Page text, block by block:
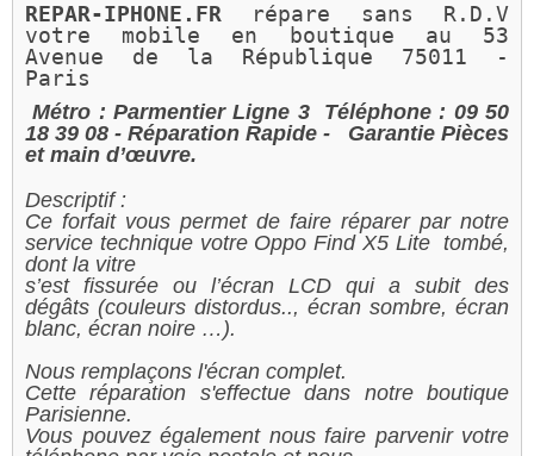
REPAR-IPHONE.FR
répare sans R.D.V
votre mobile en boutique au 53
Avenue de la République 75011 -
Paris
Métro : Parmentier Ligne 3
Téléphone : 09 50
18 39 08 - Réparation Rapide -
Garantie Pièces
et main d’œuvre.
Descriptif :
Ce forfait vous permet de faire réparer par notre
service technique votre Oppo Find X5 Lite tombé,
dont la vitre
s’est fissurée ou l’écran LCD qui a subit des
dégâts (couleurs distordus.., écran sombre, écran
blanc, écran noire …).
Nous remplaçons l'écran complet.
Cette réparation s'effectue dans notre boutique
Parisienne.
Vous pouvez également nous faire parvenir votre